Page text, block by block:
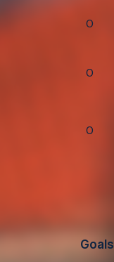
0
0
0
Goals